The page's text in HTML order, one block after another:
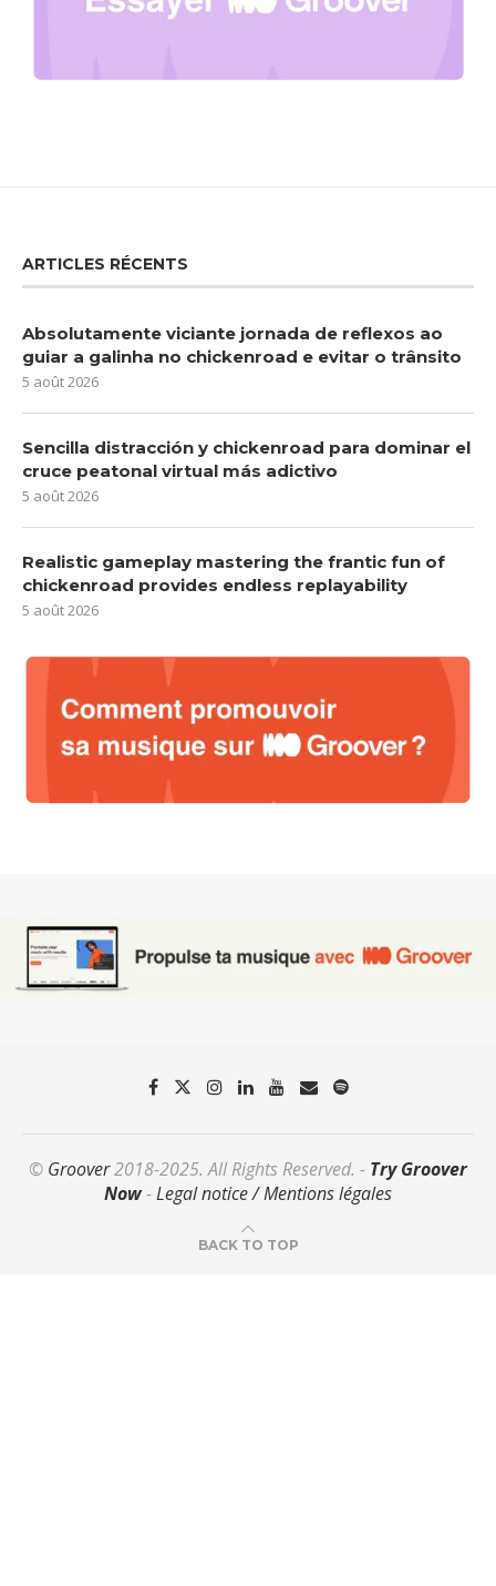
ARTICLES RÉCENTS
Absolutamente viciante jornada de reflexos ao
guiar a galinha no chickenroad e evitar o trânsito
5 août 2026
Sencilla distracción y chickenroad para dominar el
cruce peatonal virtual más adictivo
5 août 2026
Realistic gameplay mastering the frantic fun of
chickenroad provides endless replayability
5 août 2026
© Groover2018-2025. All Rights Reserved. - Try Groover
Now-Legal notice / Mentions légales
BACK TO TOP